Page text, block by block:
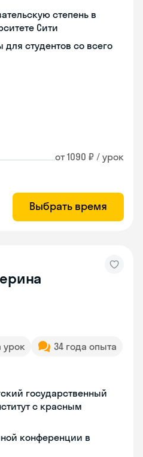
степень в
Сити
студентов со всего
от 1090 ₽ / урок
Выбрать время
урок
34 года опыта
государственный
с красным
конференции в